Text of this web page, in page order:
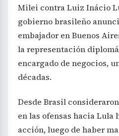
Milei contra Luiz Inácio
gobierno brasileño
embajador en Buenos
la representación
encargado de negocios,
décadas.
Desde Brasil
en las ofensas hacia
acción, luego de haber